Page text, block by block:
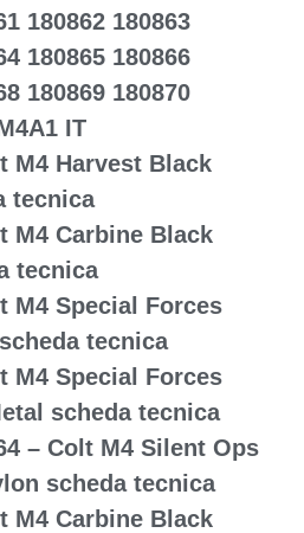
180862 180863
180865 180866
180869 180870
IT
M4 Harvest Black
tecnica
M4 Carbine Black
tecnica
M4 Special Forces
tecnica
M4 Special Forces
scheda tecnica
– Colt M4 Silent Ops
scheda tecnica
M4 Carbine Black